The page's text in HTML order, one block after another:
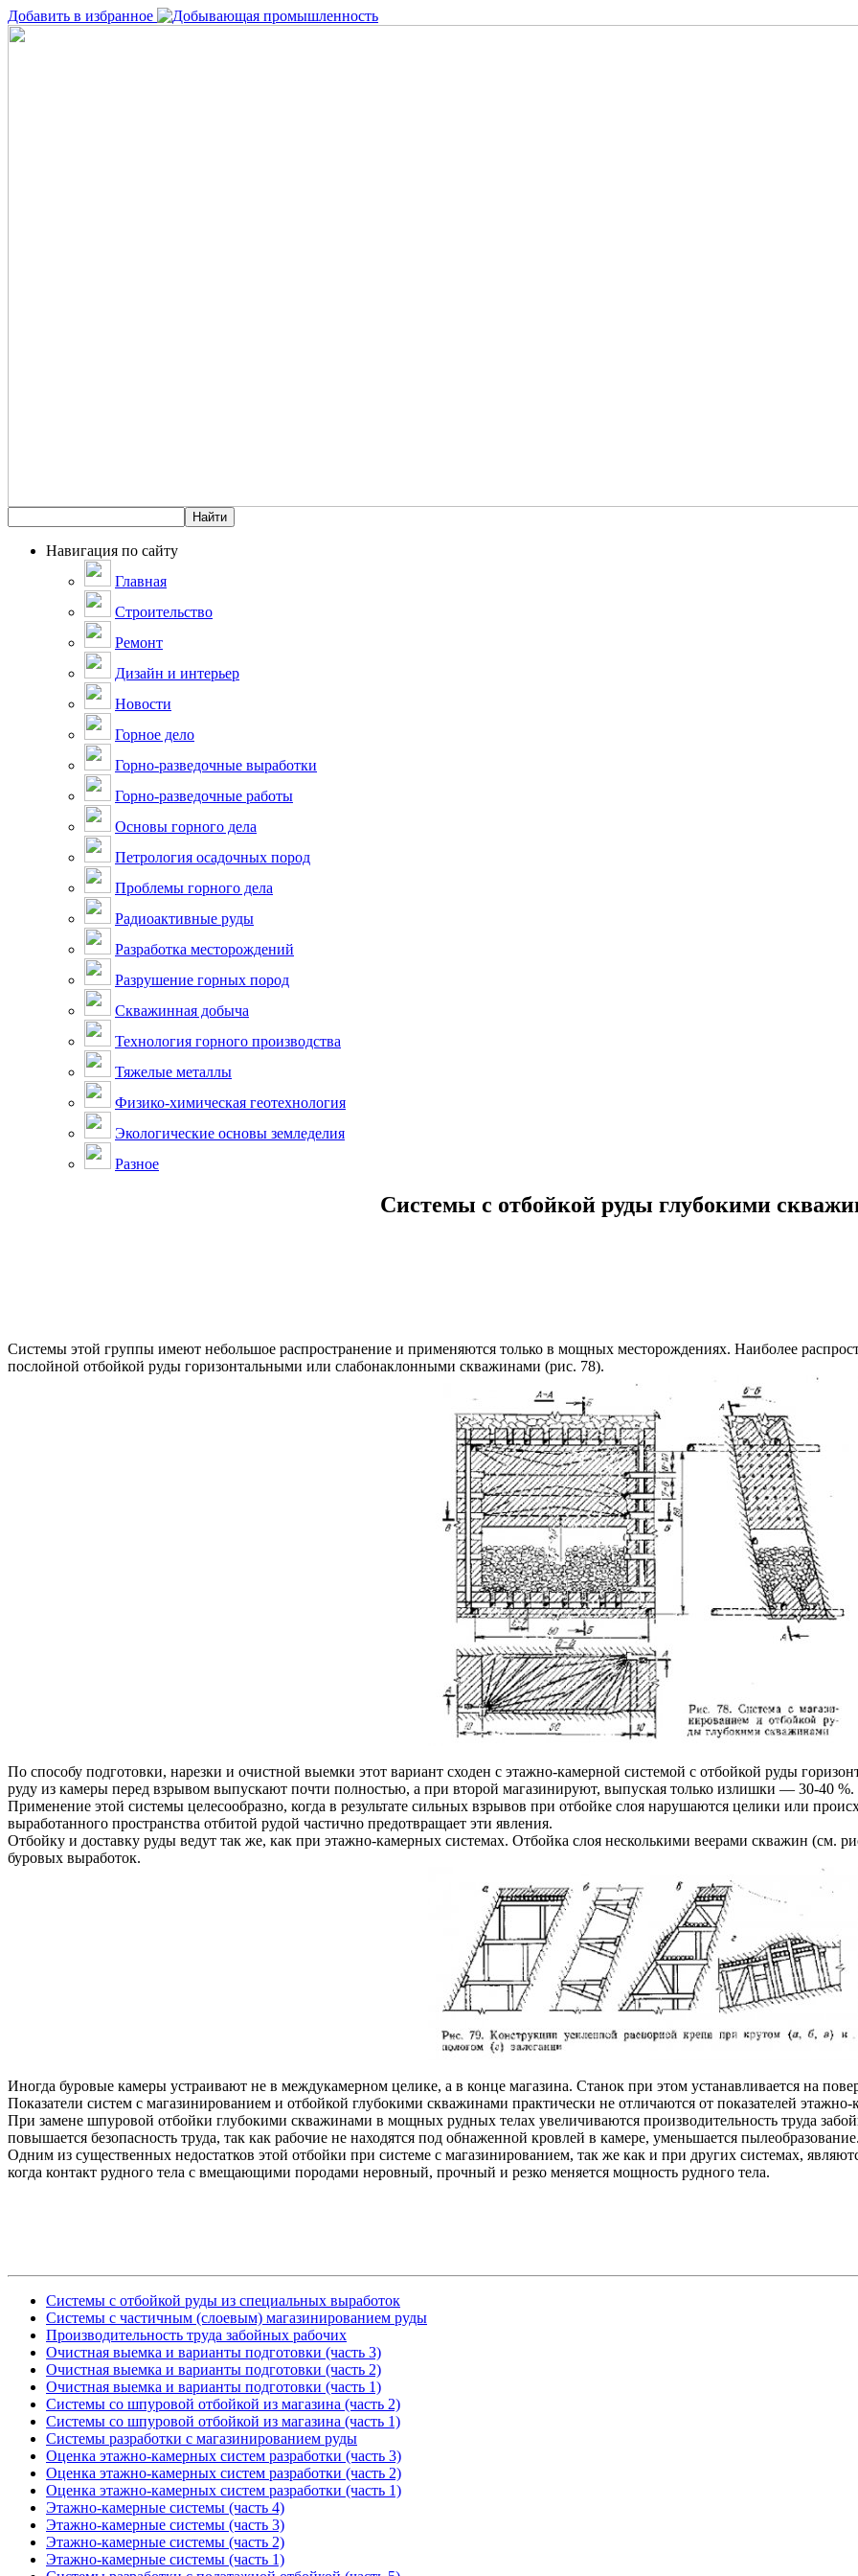
Добавить в избранное
Навигация по сайту
Главная
Строительство
Ремонт
Дизайн и интерьер
Новости
Горное дело
Горно-разведочные выработки
Горно-разведочные работы
Основы горного дела
Петрология осадочных пород
Проблемы горного дела
Радиоактивные руды
Разработка месторождений
Разрушение горных пород
Скважинная добыча
Технология горного производства
Тяжелые металлы
Физико-химическая геотехнология
Экологические основы земледелия
Разное
Системы с отбойкой руды глубокими
Системы этой группы имеют небольшое распространение и применяются только в мощных месторождениях. Наиболее
послойной отбойкой руды горизонтальными или слабонаклонными скважинами (рис. 78).
По способу подготовки, нарезки и очистной выемки этот вариант сходен с этажно-камерной системой с отбойкой руды
руду из камеры перед взрывом выпускают почти полностью, а при второй магазинируют, выпуская только излишки — 30-40
Применение этой системы целесообразно, когда в результате сильных взрывов при отбойке слоя нарушаются целики или
выработанного пространства отбитой рудой частично предотвращает эти явления.
Отбойку и доставку руды ведут так же, как при этажно-камерных системах. Отбойка слоя несколькими веерами скважин (см.
буровых выработок.
Иногда буровые камеры устраивают не в междукамерном целике, а в конце магазина. Станок при этом устанавливается на
Показатели систем с магазинированием и отбойкой глубокими скважинами практически не отличаются от показателей
При замене шпуровой отбойки глубокими скважинами в мощных рудных телах увеличиваются производительность труда
повышается безопасность труда, так как рабочие не находятся под обнаженной кровлей в камере, уменьшается пылеобразование.
Одним из существенных недостатков этой отбойки при системе с магазинированием, так же как и при других системах,
когда контакт рудного тела с вмещающими породами неровный, прочный и резко меняется мощность рудного тела.
Системы с отбойкой руды из специальных выработок
Системы с частичным (слоевым) магазинированием руды
Производительность труда забойных рабочих
Очистная выемка и варианты подготовки (часть 3)
Очистная выемка и варианты подготовки (часть 2)
Очистная выемка и варианты подготовки (часть 1)
Системы со шпуровой отбойкой из магазина (часть 2)
Системы со шпуровой отбойкой из магазина (часть 1)
Системы разработки с магазинированием руды
Оценка этажно-камерных систем разработки (часть 3)
Оценка этажно-камерных систем разработки (часть 2)
Оценка этажно-камерных систем разработки (часть 1)
Этажно-камерные системы (часть 4)
Этажно-камерные системы (часть 3)
Этажно-камерные системы (часть 2)
Этажно-камерные системы (часть 1)